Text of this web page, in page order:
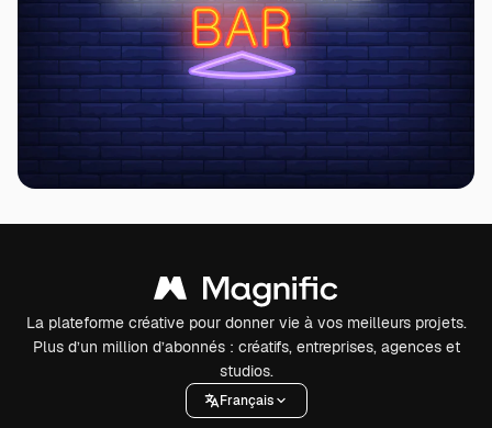
La plateforme créative pour donner vie à vos meilleurs projets.
Plus d’un million d’abonnés : créatifs, entreprises, agences et
studios.
Français